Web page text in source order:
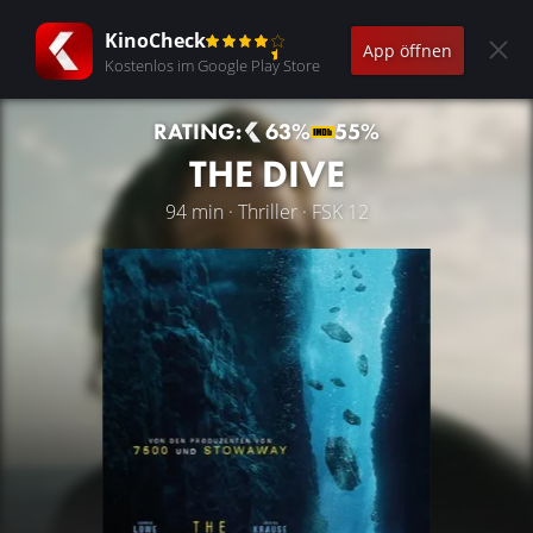
KinoCheck
Kostenlos im Google Play Store
App öffnen
RATING: 63% 55%
THE DIVE
94 min · Thriller · FSK 12